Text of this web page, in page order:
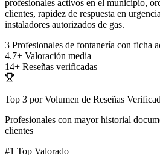
profesionales activos en el municipio,
clientes, rapidez de respuesta en
instaladores autorizados de gas.
3 Profesionales de fontanería con ficha
4.7+ Valoración media
14+ Reseñas verificadas
Top 3 por Volumen de Reseñas
Profesionales con mayor historial
clientes
#1 Top Valorado